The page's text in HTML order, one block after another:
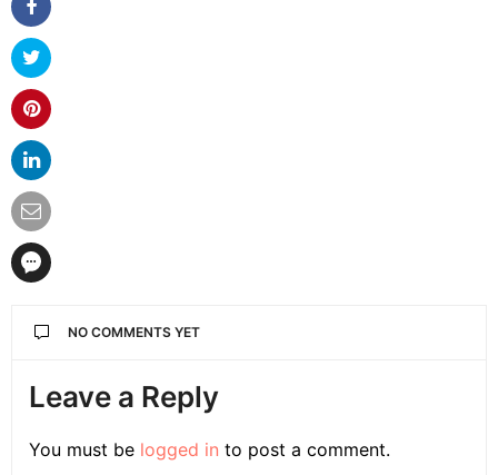
NO COMMENTS YET
Leave a Reply
You must be logged in to post a comment.